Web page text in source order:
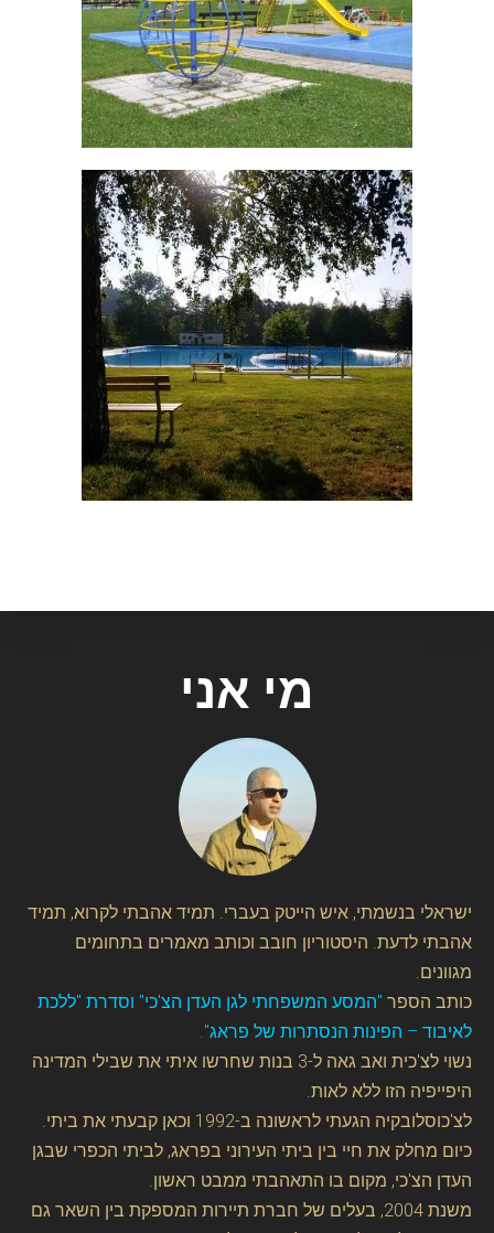
מי אני
ישראלי בנשמתי, איש הייטק בעברי. תמיד אהבתי לקרוא, תמיד
אהבתי לדעת. היסטוריון חובב וכותב מאמרים בתחומים
מגוונים.
כותב הספר "המסע המשפחתי לגן העדן הצ'כי" וסדרת "ללכת
לאיבוד – הפינות הנסתרות של פראג".
נשוי לצ'כית ואב גאה ל-3 בנות שחרשו איתי את שבילי המדינה
היפייפיה הזו ללא לאות.
לצ'כוסלובקיה הגעתי לראשונה ב-1992 וכאן קבעתי את ביתי.
כיום מחלק את חיי בין ביתי העירוני בפראג, לביתי הכפרי שבגן
העדן הצ'כי, מקום בו התאהבתי ממבט ראשון.
משנת 2004, בעלים של חברת תיירות המספקת בין השאר גם